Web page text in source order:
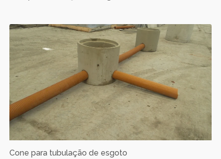
Cone para tubulação de esgoto